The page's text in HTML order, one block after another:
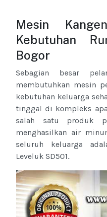
Mesin
Kebutuhan
Bogor
Sebagian besar
membutuhkan mesin
kebutuhan keluarga
tinggal di kompleks
salah satu produk
menghasilkan air
seluruh keluarga
Leveluk SD501.